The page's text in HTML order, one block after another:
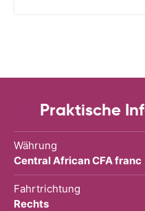
Praktische
Währung
Central African CFA franc
Fahrtrichtung
Rechts